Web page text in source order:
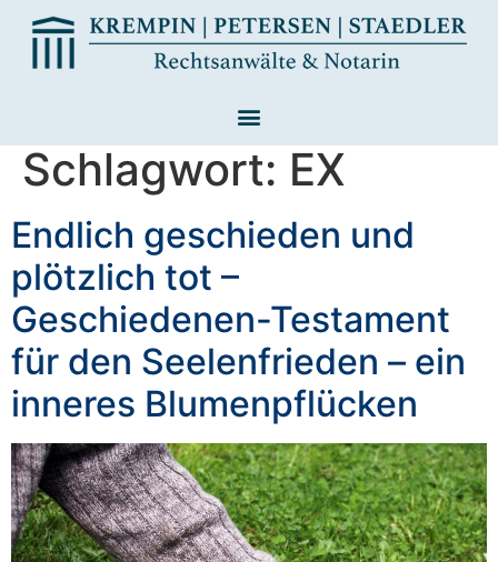
Schlagwort: EX
Endlich geschieden und
plötzlich tot –
Geschiedenen-Testament
für den Seelenfrieden – ein
inneres Blumenpflücken